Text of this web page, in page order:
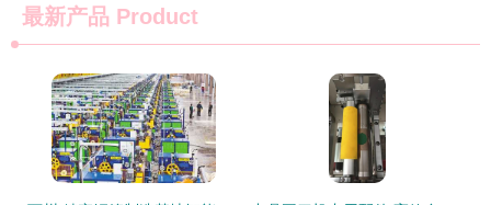
最新产品 Product